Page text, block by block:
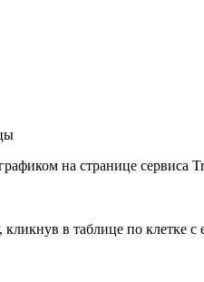
на странице сервиса
в таблице по клетке с